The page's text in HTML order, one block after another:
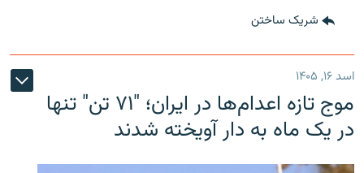
شریک ساختن
اسد ۱۶, ۱۴۰۵
موج تازه اعدام‌ها در ایران؛ "۷۱ تن" تنها
در یک ماه به دار آویخته شدند